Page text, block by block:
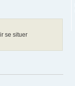
se situer